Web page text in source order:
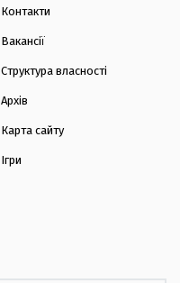
Контакти
Вакансії
Структура власності
Архів
Карта сайту
Ігри